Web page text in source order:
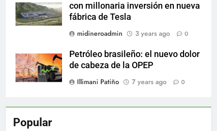
con millonaria inversión en nueva
fábrica de Tesla
midineroadmin
3 years ago 0
Petróleo brasileño: el nuevo dolor
de cabeza de la OPEP
Illimani Patiño
7 years ago 0
Popular